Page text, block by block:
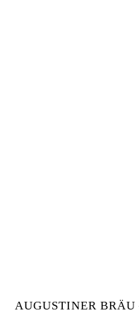
AUGUSTINER